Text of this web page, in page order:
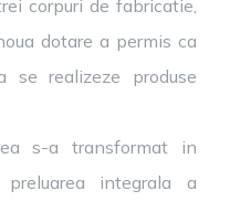
corpuri de fabricatie,
dotare a permis ca
realizeze produse
s-a transformat in
integrala a